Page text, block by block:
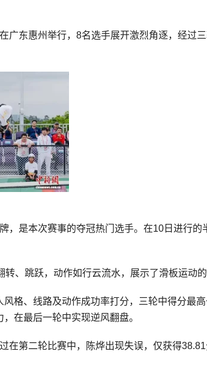
广东惠州举行，8名选手展开激烈角逐，经过
是本次赛事的夺冠热门选手。在10日进行的
、跳跃，动作如行云流水，展示了滑板运动的
格、线路及动作成功率打分，三轮中得分最
在最后一轮中实现逆风翻盘。
在第二轮比赛中，陈烨出现失误，仅获得